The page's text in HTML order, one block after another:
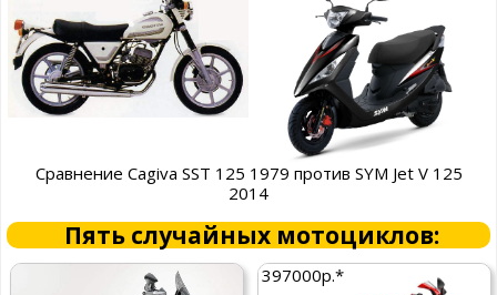
Сравнение Cagiva SST 125 1979 против SYM Jet V 125
2014
Пять случайных мотоциклов:
397000р.*